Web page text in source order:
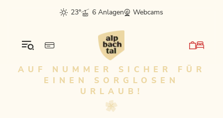
sr.skip-to.main-content
sr.skip-to.table-of-contents
sr.skip-to.main-navigation
23°
6 Anlagen Webcams
AUF NUMMER SICHER FÜR
EINEN SORGLOSEN
URLAUB!